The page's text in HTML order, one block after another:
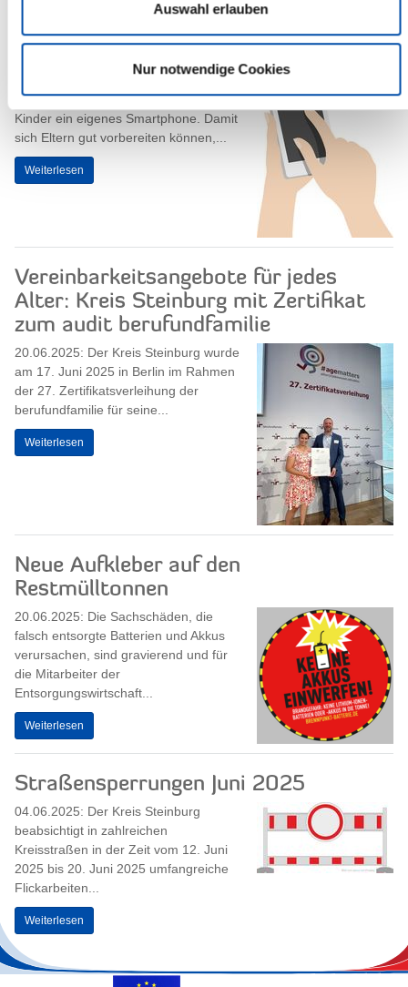
Auswahl erlauben
Nur notwendige Cookies
Das erste Smartphone: Gemeinsam
sicher in die digitale Welt starten
25.06.2025: Mit dem Übergang auf die
weiterführende Schule erhalten viele
Kinder ein eigenes Smartphone. Damit
sich Eltern gut vorbereiten können,...
Weiterlesen
Vereinbarkeitsangebote für jedes
Alter: Kreis Steinburg mit Zertifikat
zum audit berufundfamilie
20.06.2025: Der Kreis Steinburg wurde
am 17. Juni 2025 in Berlin im Rahmen
der 27. Zertifikatsverleihung der
berufundfamilie für seine...
Weiterlesen
Neue Aufkleber auf den
Restmülltonnen
20.06.2025: Die Sachschäden, die
falsch entsorgte Batterien und Akkus
verursachen, sind gravierend und für
die Mitarbeiter der
Entsorgungswirtschaft...
Weiterlesen
Straßensperrungen Juni 2025
04.06.2025: Der Kreis Steinburg
beabsichtigt in zahlreichen
Kreisstraßen in der Zeit vom 12. Juni
2025 bis 20. Juni 2025 umfangreiche
Flickarbeiten...
Weiterlesen